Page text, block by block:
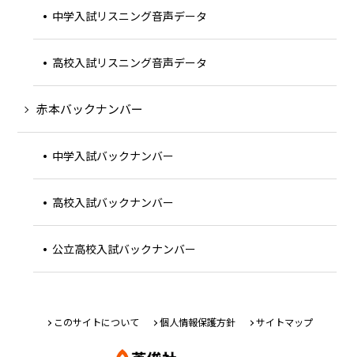
中学入試リスニング音声データ
高校入試リスニング音声データ
赤本バックナンバー
中学入試バックナンバー
高校入試バックナンバー
公立高校入試バックナンバー
このサイトについて 個人情報保護方針 サイトマップ